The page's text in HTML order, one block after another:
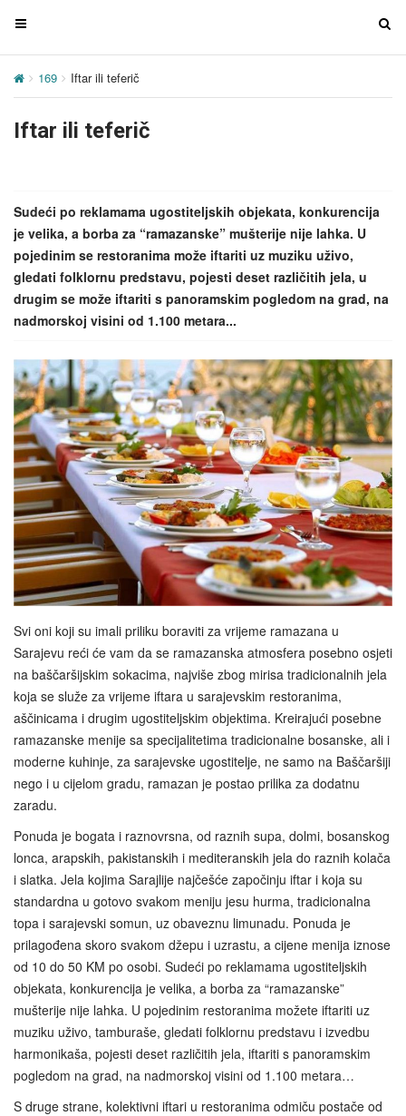
T
g
e
i
g
a
t
i
o
T
i
i
169 Iftar ili teferič
Iftar ili teferič
Sudeći po reklamama ugostiteljskih objekata, konkurencija
je velika, a borba za “ramazanske” mušterije nije lahka. U
pojedinim se restoranima može iftariti uz muziku uživo,
gledati folklornu predstavu, pojesti deset različitih jela, u
drugim se može iftariti s panoramskim pogledom na grad, na
nadmorskoj visini od 1.100 metara...
Svi oni koji su imali priliku boraviti za vrijeme ramazana u
Sarajevu reći će vam da se ramazanska atmosfera posebno osjeti
na baščaršijskim sokacima, najviše zbog mirisa tradicionalnih jela
koja se služe za vrijeme iftara u sarajevskim restoranima,
aščinicama i drugim ugostiteljskim objektima. Kreirajući posebne
ramazanske menije sa specijalitetima tradicionalne bosanske, ali i
moderne kuhinje, za sarajevske ugostitelje, ne samo na Baščaršiji
nego i u cijelom gradu, ramazan je postao prilika za dodatnu
zaradu.
Ponuda je bogata i raznovrsna, od raznih supa, dolmi, bosanskog
lonca, arapskih, pakistanskih i mediteranskih jela do raznih kolača
i slatka. Jela kojima Sarajlije najčešće započinju iftar i koja su
standardna u gotovo svakom meniju jesu hurma, tradicionalna
topa i sarajevski somun, uz obaveznu limunadu. Ponuda je
prilagođena skoro svakom džepu i uzrastu, a cijene menija iznose
od 10 do 50 KM po osobi. Sudeći po reklamama ugostiteljskih
objekata, konkurencija je velika, a borba za “ramazanske”
mušterije nije lahka. U pojedinim restoranima možete iftariti uz
muziku uživo, tamburaše, gledati folklornu predstavu i izvedbu
harmonikaša, pojesti deset različitih jela, iftariti s panoramskim
pogledom na grad, na nadmorskoj visini od 1.100 metara…
S druge strane, kolektivni iftari u restoranima odmiču postače od